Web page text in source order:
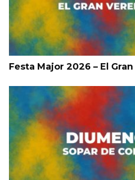
Festa Major 2026 – El